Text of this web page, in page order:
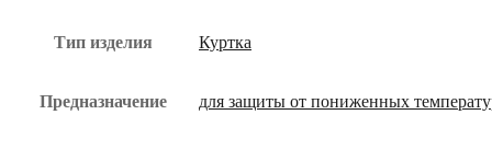
Тип изделия Куртка
Предназначение для защиты от пониженных